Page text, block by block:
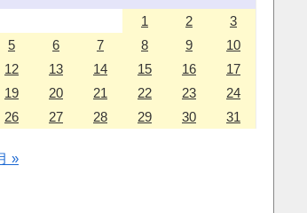
1
2
3
5 6 7 8 9
10
12 13 14 15 16
17
19 20 21 22 23
24
26 27 28 29 30 31
»